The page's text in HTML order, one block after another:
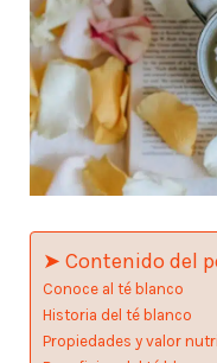
➤ Contenido del
Conoce al té blanco
Historia del té blanco
Propiedades y valor